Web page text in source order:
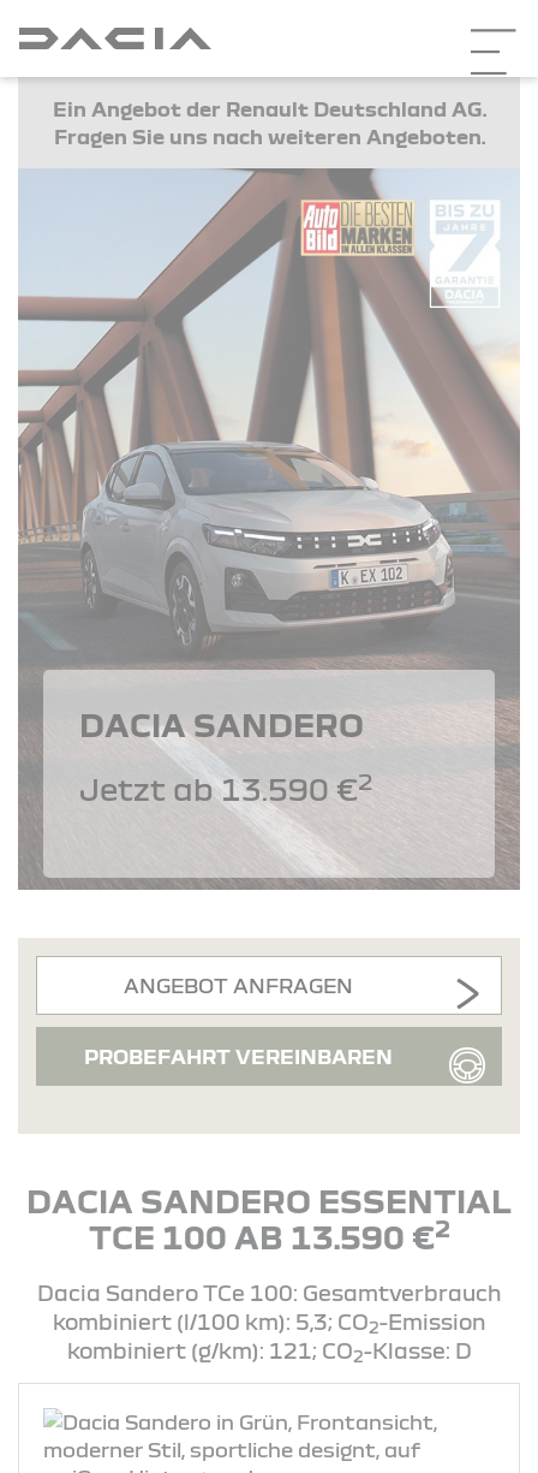
Ein Angebot der Renault Deutschland AG.
Fragen Sie uns nach weiteren Angeboten.
DACIA SANDERO
Jetzt ab 13.590 €2
ANGEBOT ANFRAGEN
PROBEFAHRT VEREINBAREN
DACIA SANDERO ESSENTIAL
TCE 100 AB 13.590 €2
Dacia Sandero TCe 100: Gesamtverbrauch
kombiniert (l/100 km): 5,3; CO2-Emission
kombiniert (g/km): 121; CO2-Klasse: D